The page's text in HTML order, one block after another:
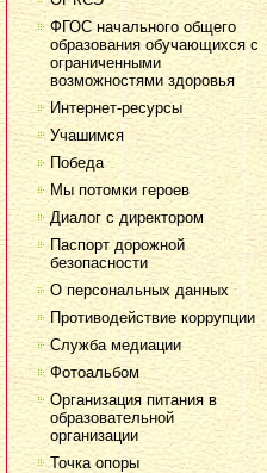
ФГОС начального общего
образования обучающихся с
ограниченными
возможностями здоровья
Интернет-ресурсы
Учашимся
Победа
Мы потомки героев
Диалог с директором
Паспорт дорожной
безопасности
О персональных данных
Противодействие коррупции
Служба медиации
Фотоальбом
Организация питания в
образовательной
организации
Точка опоры